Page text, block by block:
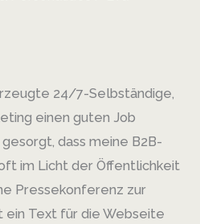
24/7-Selbständige,
einen guten Job
dass meine B2B-
im Licht der Öffentlichkeit
Pressekonferenz zur
ein Text für die Webseite